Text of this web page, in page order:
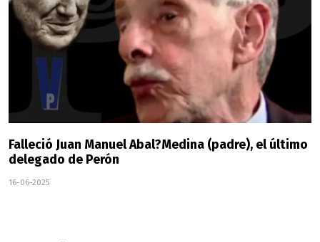
Falleció Juan Manuel Abal?Medina (padre), el último
delegado de Perón
16-06-2025